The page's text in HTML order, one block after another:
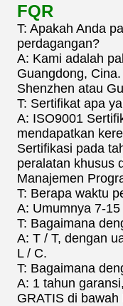
FQR
T: Apakah Anda
perdagangan?
A: Kami adalah
Guangdong, Cina.
Shenzhen atau
T: Sertifikat apa
A: ISO9001
mendapatkan
Sertifikasi pada
peralatan khusus
Manajemen
T: Berapa waktu
A: Umumnya 7-
T: Bagaimana
A: T / T, dengan
L / C.
T: Bagaimana
A: 1 tahun
GRATIS di